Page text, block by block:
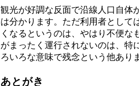
観光が好調な反面で沿線人口自体
は分かります。ただ利用者として
くなるというのは、やはり不便
がまったく運行されないのは、特
ろいろな意味で残念という他あり
あとがき